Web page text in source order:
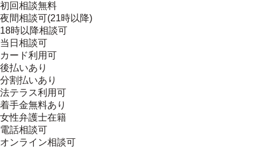
初回相談無料
夜間相談可(21時以降)
18時以降相談可
当日相談可
カード利用可
後払いあり
分割払いあり
法テラス利用可
着手金無料あり
女性弁護士在籍
電話相談可
オンライン相談可